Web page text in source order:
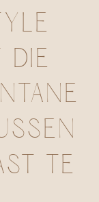
TE